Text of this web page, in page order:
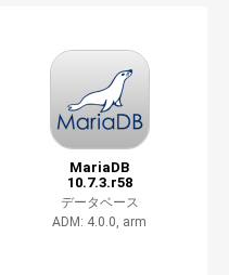
MariaDB
10.7.3.r58
データベース
ADM: 4.0.0, arm